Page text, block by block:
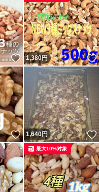
いいね！
1,380円
いいね！
1,640円
最大10%対象